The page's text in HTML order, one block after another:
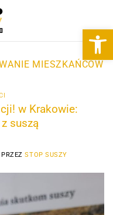
MIESZKAŃCÓW
w Krakowie:
suszą
PRZEZSTOP SUSZY